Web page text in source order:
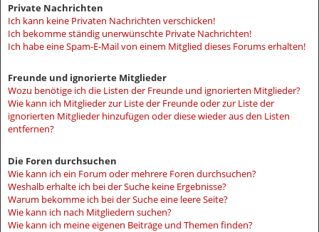
Private Nachrichten
Ich kann keine Privaten Nachrichten verschicken!
Ich bekomme ständig unerwünschte Private Nachrichten!
Ich habe eine Spam-E-Mail von einem Mitglied dieses Forums erhalten!
Freunde und ignorierte Mitglieder
Wozu benötige ich die Listen der Freunde und ignorierten Mitglieder?
Wie kann ich Mitglieder zur Liste der Freunde oder zur Liste der
ignorierten Mitglieder hinzufügen oder diese wieder aus den Listen
entfernen?
Die Foren durchsuchen
Wie kann ich ein Forum oder mehrere Foren durchsuchen?
Weshalb erhalte ich bei der Suche keine Ergebnisse?
Warum bekomme ich bei der Suche eine leere Seite?
Wie kann ich nach Mitgliedern suchen?
Wie kann ich meine eigenen Beiträge und Themen finden?